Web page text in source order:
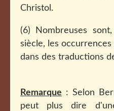
Christol.
(6) Nombreuses
siècle, les
dans des traductions
Remarque : Selon
peut plus dire